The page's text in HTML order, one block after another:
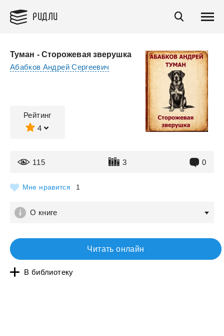
РИДЛИ
Туман - Сторожевая зверушка
Абабков Андрей Сергеевич
Рейтинг
4
115 3 0
Мне нравится 1
О книге
Читать онлайн
В библиотеку